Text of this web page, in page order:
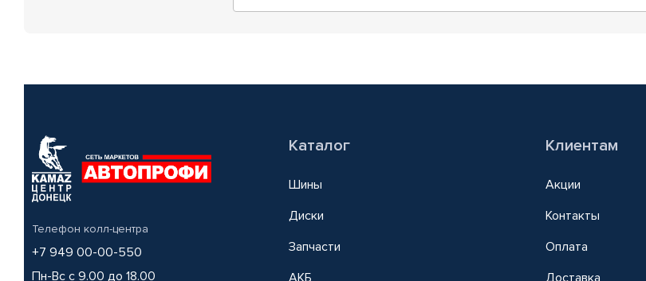
Телефон колл-центра
+7 949 00-00-550
Пн-Вс с 9.00 до 18.00
Каталог
Шины
Диски
Запчасти
АКБ
Клиентам
Акции
Контакты
Оплата
Доставка